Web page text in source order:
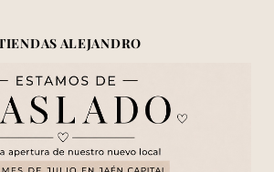
ALEJANDRO